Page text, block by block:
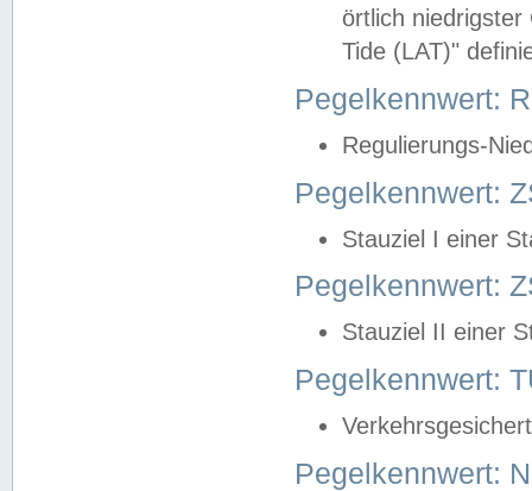
örtlich
Tide (LAT)"
Pegelkennwert:
Regulierungs-
Pegelkennwert:
Stauziel I einer
Pegelkennwert:
Stauziel II einer
Pegelkennwert:
Pegelkennwert: